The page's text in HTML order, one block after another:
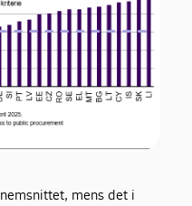
mens det i